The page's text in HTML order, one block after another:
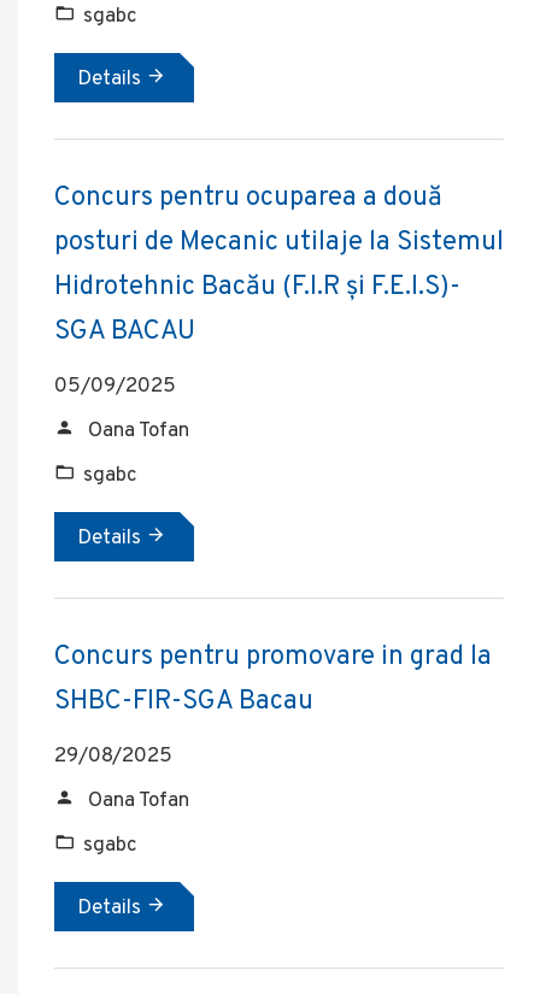
sgabc
Details
Concurs pentru ocuparea a două
posturi de Mecanic utilaje la Sistemul
Hidrotehnic Bacău (F.I.R și F.E.I.S)-
SGA BACAU
05/09/2025
Oana Tofan
sgabc
Details
Concurs pentru promovare in grad la
SHBC-FIR-SGA Bacau
29/08/2025
Oana Tofan
sgabc
Details